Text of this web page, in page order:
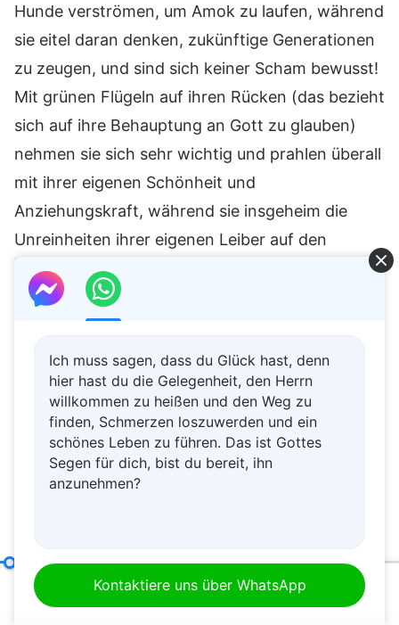
Hunde verströmen, um Amok zu laufen, während
sie eitel daran denken, zukünftige Generationen
zu zeugen, und sind sich keiner Scham bewusst!
Mit grünen Flügeln auf ihren Rücken (das bezieht
sich auf ihre Behauptung an Gott zu glauben)
nehmen sie sich sehr wichtig und prahlen überall
mit ihrer eigenen Schönheit und
Anziehungskraft, während sie insgeheim die
Unreinheiten ihrer eigenen Leiber auf den
Menschen schleudern. Darüber hinaus sind sie
überaus selbstzufrieden, als könnten sie ein paar
regenbogenfarbene Flügel dazu benutzen, um
ihre eigenen Unreinheiten zu verstecken, und
hierdurch richten sie ihre Unterdrückung auf die
Existenz des wahren Gottes (das bezieht sich
auf das, was hinter den Kulissen der religiösen
Welt vor sich geht). Wie könnte der Mensch
wissen, so bezaubernd schön die Flügel einer
Geschöpf ist, mit einem Bauch voller Dreck und
einem von Keimen bedeckten Körper? Aufgrund
Ich muss sagen, dass du Glück hast, denn
hier hast du die Gelegenheit, den Herrn
willkommen zu heißen und den Weg zu
finden, Schmerzen loszuwerden und ein
schönes Leben zu führen. Das ist Gottes
Segen für dich, bist du bereit, ihn
anzunehmen?
Kontaktiere uns über WhatsApp
Werk und Eintritt (7)